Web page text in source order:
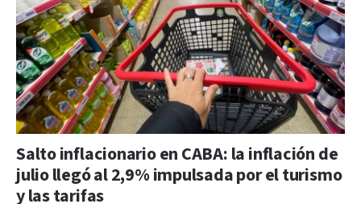
Salto inflacionario en CABA: la inflación de
julio llegó al 2,9% impulsada por el turismo
y las tarifas